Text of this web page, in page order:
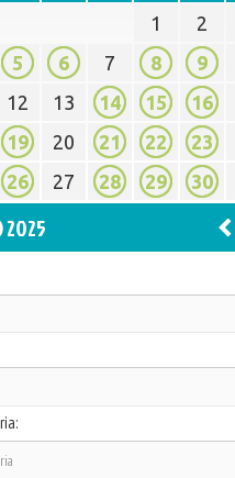
1
2
5 6 7 8 9
12 13 14 15 16
19 20 21 22 23
26 27 28 29 30
2025